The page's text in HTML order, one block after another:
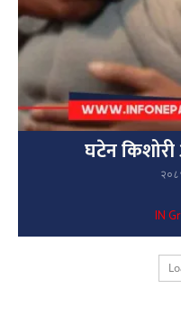
घटेन
IN